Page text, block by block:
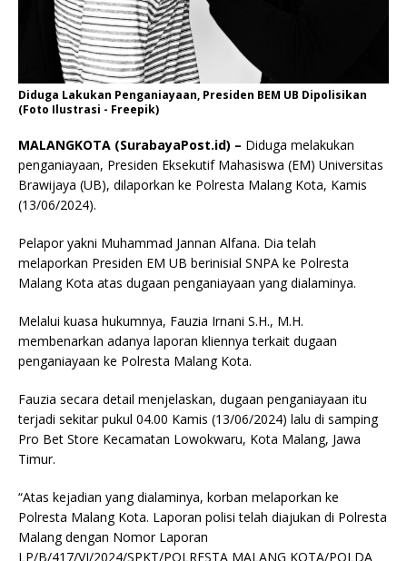
Diduga Lakukan Penganiayaan, Presiden BEM UB Dipolisikan
(Foto Ilustrasi - Freepik)
MALANGKOTA (SurabayaPost.id) – Diduga melakukan
penganiayaan, Presiden Eksekutif Mahasiswa (EM) Universitas
Brawijaya (UB), dilaporkan ke Polresta Malang Kota, Kamis
(13/06/2024).
Pelapor yakni Muhammad Jannan Alfana. Dia telah
melaporkan Presiden EM UB berinisial SNPA ke Polresta
Malang Kota atas dugaan penganiayaan yang dialaminya.
Melalui kuasa hukumnya, Fauzia Irnani S.H., M.H.
membenarkan adanya laporan kliennya terkait dugaan
penganiayaan ke Polresta Malang Kota.
Fauzia secara detail menjelaskan, dugaan penganiayaan itu
terjadi sekitar pukul 04.00 Kamis (13/06/2024) lalu di samping
Pro Bet Store Kecamatan Lowokwaru, Kota Malang, Jawa
Timur.
“Atas kejadian yang dialaminya, korban melaporkan ke
Polresta Malang Kota. Laporan polisi telah diajukan di Polresta
Malang dengan Nomor Laporan
LP/B/417/VI/2024/SPKT/POLRESTA MALANG KOTA/POLDA